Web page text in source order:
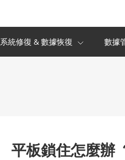
系統修復 & 數據恢復 數據
平板鎖住怎麼辦